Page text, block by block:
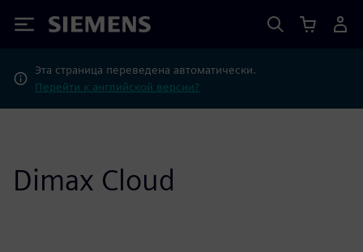
Siemens
Эта страница переведена автоматически.
Перейти к английской версии?
Dimax Cloud